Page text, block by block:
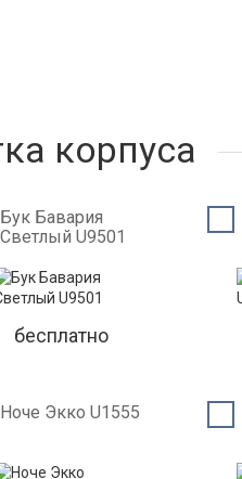
корпуса
Бук Бавария
Светлый U9501
бесплатно
Ноче Экко U1555